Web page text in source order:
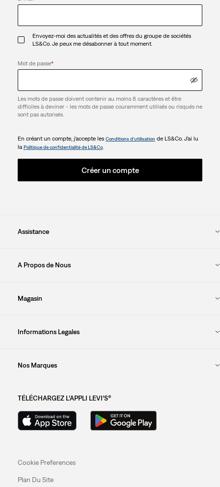
Envoyez-moi des actualités et des offres du groupe de sociétés
LS&Co. Je peux me désabonner à tout moment.
Mot de passe*
Les mots de passe doivent contenir au moins 8 caractères et être
difficiles à deviner - les mots de passe couramment utilisés ou risqués ne
sont pas autorisés.
En créant un compte, j’accepte les Conditions d’utilisation de LS&Co. J’ai lu
la Politique de confidentialité de LS&Co.
Créer un compte
Assistance
A Propos de Nous
Magasin
Informations Legales
Nos Marques
TÉLÉCHARGEZ L’APPLI LEVI’S®
Cookie Preferences
Plan Du Site